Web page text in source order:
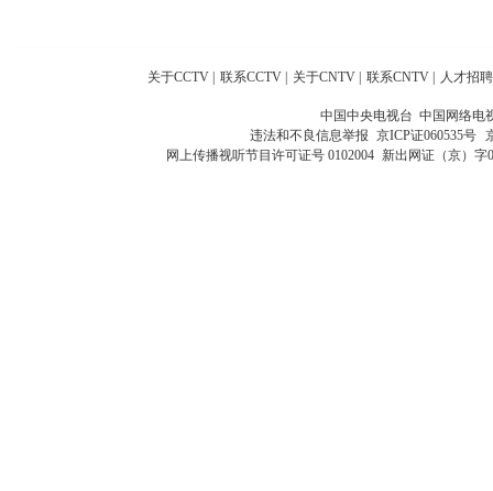
关于CCTV 联系CCTV 关于CNTV 联系CNTV 人才招聘
中国中央电视台 中国网络电
违法和不良信息举报 京ICP证060535号
网上传播视听节目许可证号 0102004 新出网证（京）